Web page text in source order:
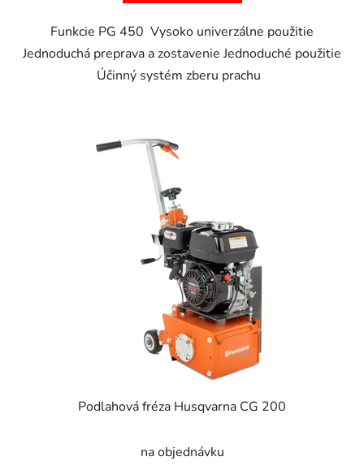
Funkcie PG 450 Vysoko univerzálne použitie
Jednoduchá preprava a zostavenie Jednoduché použitie
Účinný systém zberu prachu
Podlahová fréza Husqvarna CG 200
na objednávku